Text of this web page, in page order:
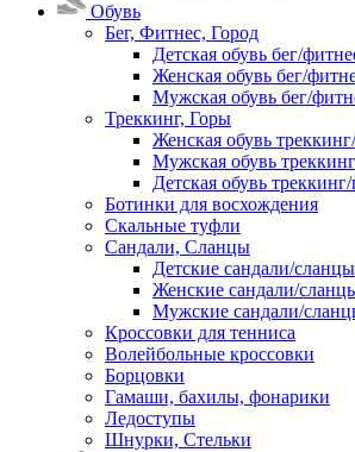
Обувь
Бег, Фитнес, Город
Детская обувь бег/
Женская обувь бег/
Мужская обувь бег/
Треккинг, Горы
Женская обувь
Мужская обувь
Детская обувь
Ботинки для восхождения
Скальные туфли
Сандали, Сланцы
Детские сандали/сланцы
Женские сандали/
Мужские сандали/
Кроссовки для тенниса
Волейбольные кроссовки
Борцовки
Гамаши, бахилы, фонарики
Ледоступы
Шнурки, Стельки